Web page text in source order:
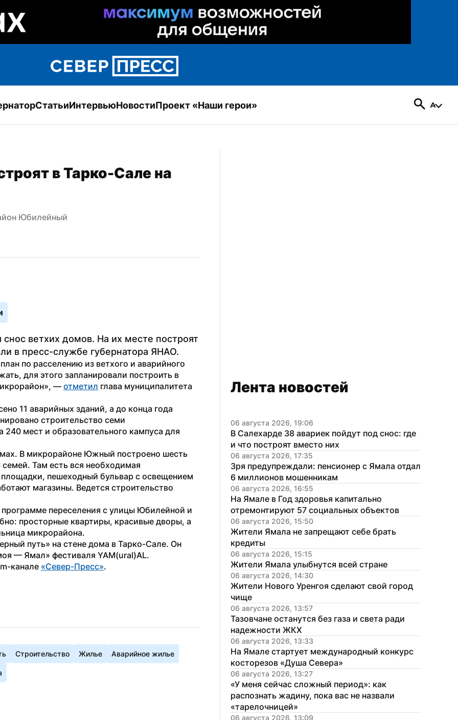
СтатьиИнтервьюНовостиПроект «Наши герои»
в Тарко-Сале на
Юбилейный
ветхих домов. На их месте построят
в пресс-службе губернатора ЯНАО.
по расселению из ветхого и аварийного
для этого запланировали построить в
— отметил глава муниципалитета
11 аварийных зданий, а до конца года
строительство семи
мест и образовательного кампуса для
В микрорайоне Южный построено шесть
Там есть вся необходимая
пешеходный бульвар с освещением
магазины. Ведется строительство
переселения с улицы Юбилейной и
просторные квартиры, красивые дворы, а
микрорайона.
путь» на стене дома в Тарко-Сале. Он
— Ямал» фестиваля YAM(ural)AL.
канале «Север-Пресс».
Строительство Жилье Аварийное жилье
Лента новостей
06 августа 2026, 19:06
В Салехарде 38 авариек пойдут под снос: где
и что построят вместо них
06 августа 2026, 17:35
Зря предупреждали: пенсионер с Ямала отдал
6 миллионов мошенникам
06 августа 2026, 16:55
На Ямале в Год здоровья капитально
отремонтируют 57 социальных объектов
06 августа 2026, 15:50
Жители Ямала не запрещают себе брать
кредиты
06 августа 2026, 15:15
Жители Ямала улыбнутся всей стране
06 августа 2026, 14:30
Жители Нового Уренгоя сделают свой город
чище
06 августа 2026, 13:57
Тазовчане останутся без газа и света ради
надежности ЖКХ
06 августа 2026, 13:33
На Ямале стартует международный конкурс
косторезов «Душа Севера»
06 августа 2026, 13:27
«У меня сейчас сложный период»: как
распознать жадину, пока вас не назвали
«тарелочницей»
06 августа 2026, 13:09